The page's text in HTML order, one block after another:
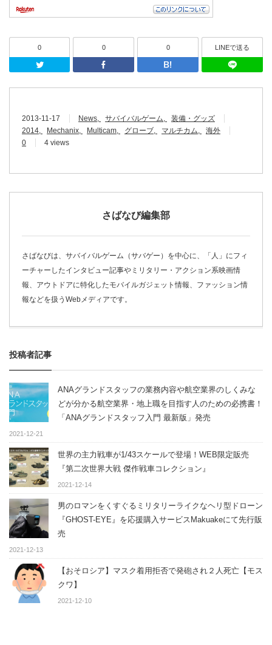
0
Twitter
0
Facebook
0
はてなブッ
LINEで送る
2013-11-17 News サバイバルゲーム
装備・グッズ
2014
Mechanix Multicam グローブ マルチカム
海外
0
4 views
さばなび編集部
さばなびは、サバイバルゲーム（サバゲー）を中心に、「人」にフィ
ーチャーしたインタビュー記事やミリタリー・アクション系映画情
報、アウトドアに特化したモバイルガジェット情報、ファッション情
報などを扱うWebメディアです。
投稿者記事
ANAグランドスタッフの業務内容や航空業界のしくみな
どが分かる航空業界・地上職を目指す人のための必携書！
「ANAグランドスタッフ入門 最新版」発売
2021-12-21
世界の主力戦車が1/43スケールで登場！WEB限定販売
『第二次世界大戦 傑作戦車コレクション』
2021-12-14
男のロマンをくすぐるミリタリーライクなヘリ型ドローン
『GHOST-EYE』を応援購入サービスMakuakeにて先行販
売
2021-12-13
【おそロシア】マスク着用拒否で発砲され２人死亡【モス
クワ】
2021-12-10